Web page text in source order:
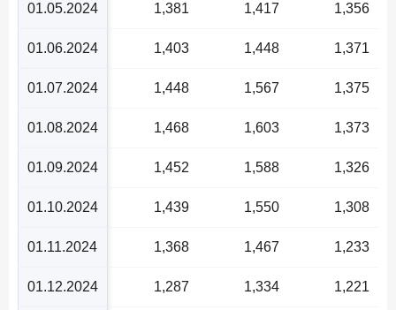
01.05.2024 1,381 1,417 1,356
01.06.2024 1,403 1,448 1,371
01.07.2024 1,448 1,567 1,375
01.08.2024 1,468 1,603 1,373
01.09.2024 1,452 1,588 1,326
01.10.2024 1,439 1,550 1,308
01.11.2024 1,368 1,467 1,233
01.12.2024 1,287 1,334 1,221